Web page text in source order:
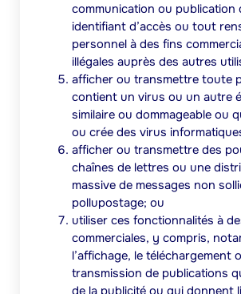
communication ou publication
identifiant d’accès ou tout
personnel à des fins
illégales auprès des autres
afficher ou transmettre toute
contient un virus ou un autre
similaire ou dommageable ou
ou crée des virus
afficher ou transmettre des
chaînes de lettres ou une
massive de messages non
pollupostage; ou
utiliser ces fonctionnalités à
commerciales, y compris,
l’affichage, le téléchargement
transmission de publications